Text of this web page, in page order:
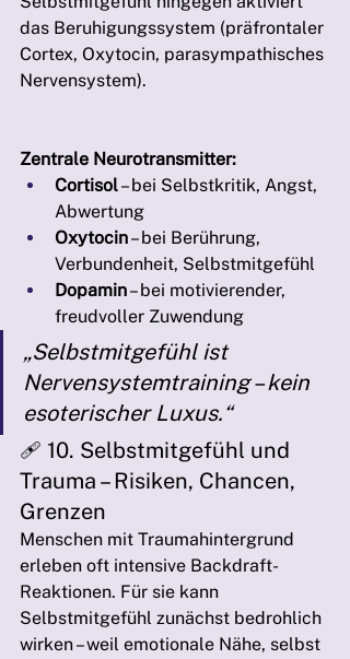
das Beruhigungssystem (präfrontaler
Cortex, Oxytocin, parasympathisches
Nervensystem).
Zentrale Neurotransmitter:
Cortisol – bei Selbstkritik, Angst,
Abwertung
Oxytocin – bei Berührung,
Verbundenheit, Selbstmitgefühl
Dopamin – bei motivierender,
freudvoller Zuwendung
„Selbstmitgefühl ist
Nervensystemtraining – kein
esoterischer Luxus.“
🩹 10. Selbstmitgefühl und
Trauma – Risiken, Chancen,
Grenzen
Menschen mit Traumahintergrund
erleben oft intensive Backdraft-
Reaktionen. Für sie kann
Selbstmitgefühl zunächst bedrohlich
wirken – weil emotionale Nähe, selbst